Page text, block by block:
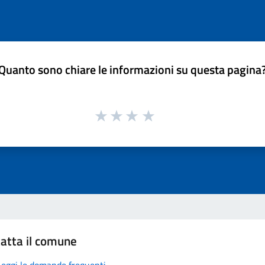
sono chiare le informazioni su questa
il comune